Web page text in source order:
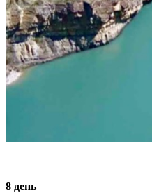
8 день